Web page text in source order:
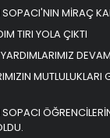
MİRAÇ
TIRI YOLA ÇIKTI
MUTLULUKLARI